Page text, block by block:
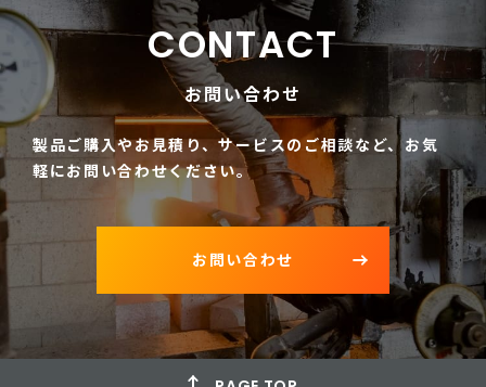
CONTACT
お問い合わせ
製品ご購入やお見積り、サービスのご相談など、 お気
軽にお問い合わせください。
お問い合わせ